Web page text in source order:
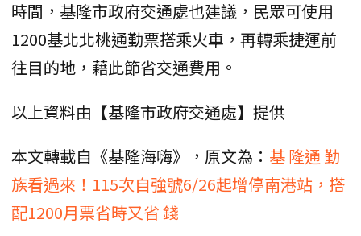
時間，基隆市政府交通處也建議，民眾可使用
1200基北北桃通勤票搭乘火車，再轉乘捷運前
往目的地，藉此節省交通費用。
以上資料由【基隆市政府交通處】提供
本文轉載自《基隆海嗨》，原文為： 基 隆通 勤
族看過來！115次自強號6/26起增停南港站，搭
配1200月票省時又省 錢